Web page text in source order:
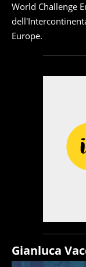
World Challenge
Europe.
Gianluca